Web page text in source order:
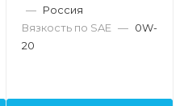
— Россия
Вязкость по SAE — 0W-
20